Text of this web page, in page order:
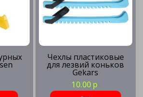
Чехлы пластиковые
для лезвий коньков
Gekars
10.00 р